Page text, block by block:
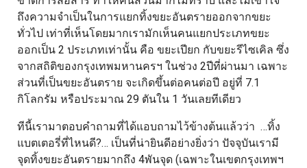
ถึงความจำเป็นในการแยกทิ้งขยะอันตรายออกจากขยะ
ทั่วไป เท่าที่เห็นโดยมากเรามักเห็นคนแยกประเภทขยะ
ออกเป็น 2 ประเภทเท่านั้น คือ ขยะเปียก กับขยะรีไซเคิล ซึ่ง
จากสถิติของกรุงเทพมหานครฯ ในช่วง 2ปีที่ผ่านมา เฉพาะ
ส่วนที่เป็นขยะอันตราย จะเกิดขึ้นต่อคนต่อปี อยู่ที่ 7.1
กิโลกรัม หรือประมาณ 29 ตันใน 1 วันเลยทีเดียว
ทีนี้เรามาตอบคำถามที่ได้แอบถามไว้ข้างต้นแล้วว่า …ทิ้ง
แบตเตอรี่ที่ไหนดี?… เป็นที่น่ายินดีอย่างยิ่งว่า ปัจจุบันเรามี
จุดทิ้งขยะอันตรายมากถึง 4พันจุด (เฉพาะในเขตกรุงเทพฯ